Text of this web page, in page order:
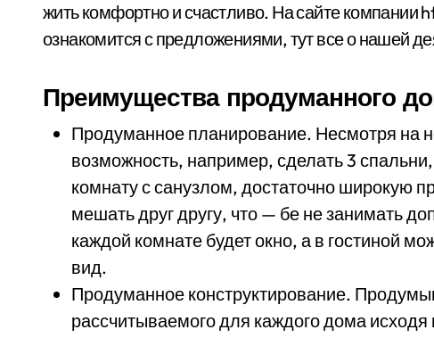
жить комфортно и счастливо. На сайте
ознакомится с предложениями, тут все о нашей
Преимущества продуманного
Продуманное планирование. Несмотря на
возможность, например, сделать 3
комнату с санузлом, достаточно широкую
мешать друг другу, что — бе не занимать
каждой комнате будет окно, а в гостиной
вид.
Продуманное конструктирование.
рассчитываемого для каждого дома исходя